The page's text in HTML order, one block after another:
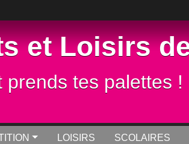
et Loisirs
tes palettes !
LOISIRS SCOLAIRES